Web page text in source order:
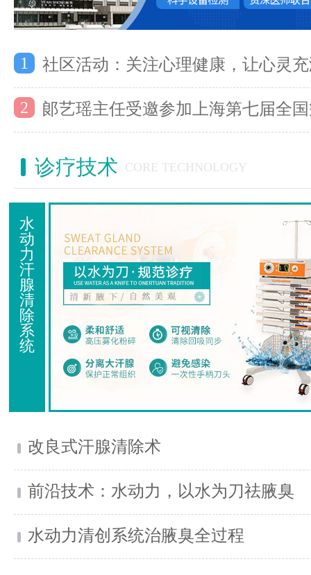
1 社区活动：关注心理健康，让心灵
2 郞艺瑶主任受邀参加上海第七届全
诊疗技术 CORE TECHNOLOGY
水
动
力
汗
腺
清
除
系
统
改良式汗腺清除术
前沿技术：水动力，以水为刀祛腋臭
水动力清创系统治腋臭全过程